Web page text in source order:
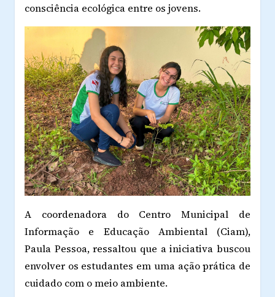
consciência ecológica entre os jovens.
A coordenadora do Centro Municipal de
Informação e Educação Ambiental (Ciam),
Paula Pessoa, ressaltou que a iniciativa buscou
envolver os estudantes em uma ação prática de
cuidado com o meio ambiente.